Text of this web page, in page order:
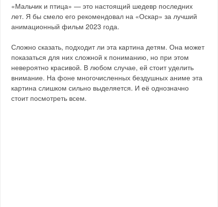
«Мальчик и птица» — это настоящий шедевр последних
лет. Я бы смело его рекомендовал на «Оскар» за лучший
анимационный фильм 2023 года.
Сложно сказать, подходит ли эта картина детям. Она может
показаться для них сложной к пониманию, но при этом
невероятно красивой. В любом случае, ей стоит уделить
внимание. На фоне многочисленных бездушных аниме эта
картина слишком сильно выделяется. И её однозначно
стоит посмотреть всем.